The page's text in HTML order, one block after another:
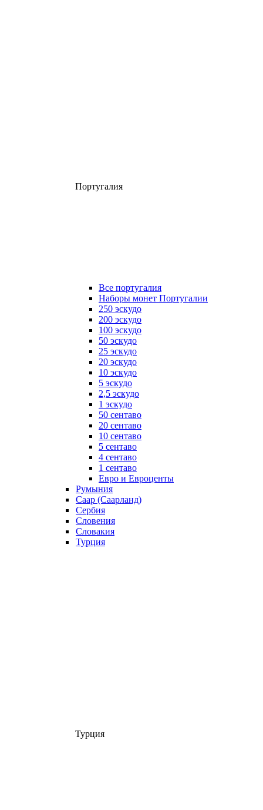
Португалия
Все португалия
Наборы монет Португалии
250 эскудо
200 эскудо
100 эскудо
50 эскудо
25 эскудо
20 эскудо
10 эскудо
5 эскудо
2,5 эскудо
1 эскудо
50 сентаво
20 сентаво
10 сентаво
5 сентаво
4 сентаво
1 сентаво
Евро и Евроценты
Румыния
Саар (Саарланд)
Сербия
Словения
Словакия
Турция
Турция